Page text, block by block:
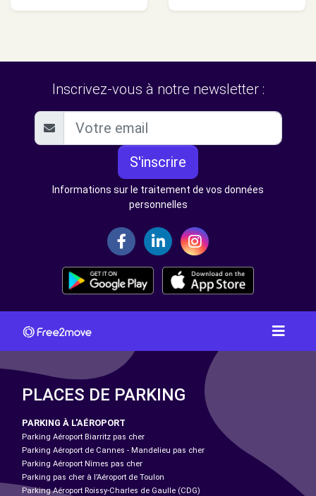
Inscrivez-vous à notre newsletter :
S'inscrire
Informations sur le traitement de vos données
personnelles
PLACES DE PARKING
PARKING À L'AÉROPORT
Parking Aéroport Biarritz pas cher
Parking Aéroport de Cannes - Mandelieu pas cher
Parking Aéroport Nîmes pas cher
Parking pas cher à l’Aéroport de Toulon
Parking Aéroport Roissy-Charles de Gaulle (CDG)